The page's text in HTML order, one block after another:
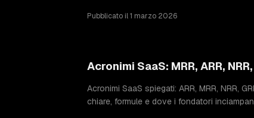
Pubblicato il 1 marzo 2026
Acronimi SaaS: MRR, ARR,
Acronimi SaaS spiegati: ARR, MRR, NRR,
chiare, formule e dove i fondatori